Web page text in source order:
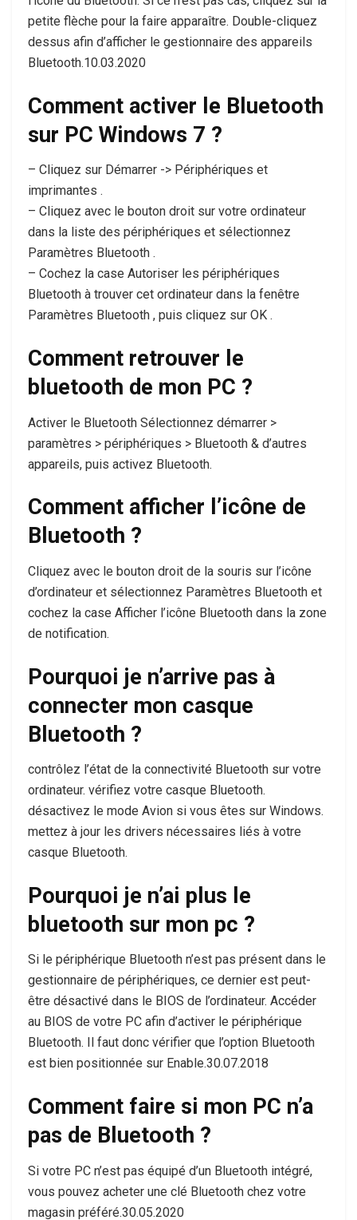
petite flèche pour la faire apparaître. Double-cliquez
dessus afin d’afficher le gestionnaire des appareils
Bluetooth.10.03.2020
Comment activer le Bluetooth
sur PC Windows 7 ?
– Cliquez sur Démarrer -> Périphériques et
imprimantes .
– Cliquez avec le bouton droit sur votre ordinateur
dans la liste des périphériques et sélectionnez
Paramètres Bluetooth .
– Cochez la case Autoriser les périphériques
Bluetooth à trouver cet ordinateur dans la fenêtre
Paramètres Bluetooth , puis cliquez sur OK .
Comment retrouver le
bluetooth de mon PC ?
Activer le Bluetooth Sélectionnez démarrer >
paramètres > périphériques > Bluetooth & d’autres
appareils, puis activez Bluetooth.
Comment afficher l’icône de
Bluetooth ?
Cliquez avec le bouton droit de la souris sur l’icône
d’ordinateur et sélectionnez Paramètres Bluetooth et
cochez la case Afficher l’icône Bluetooth dans la zone
de notification.
Pourquoi je n’arrive pas à
connecter mon casque
Bluetooth ?
contrôlez l’état de la connectivité Bluetooth sur votre
ordinateur. vérifiez votre casque Bluetooth.
désactivez le mode Avion si vous êtes sur Windows.
mettez à jour les drivers nécessaires liés à votre
casque Bluetooth.
Pourquoi je n’ai plus le
bluetooth sur mon pc ?
Si le périphérique Bluetooth n’est pas présent dans le
gestionnaire de périphériques, ce dernier est peut-
être désactivé dans le BIOS de l’ordinateur. Accéder
au BIOS de votre PC afin d’activer le périphérique
Bluetooth. Il faut donc vérifier que l’option Bluetooth
est bien positionnée sur Enable.30.07.2018
Comment faire si mon PC n’a
pas de Bluetooth ?
Si votre PC n’est pas équipé d’un Bluetooth intégré,
vous pouvez acheter une clé Bluetooth chez votre
magasin préféré.30.05.2020